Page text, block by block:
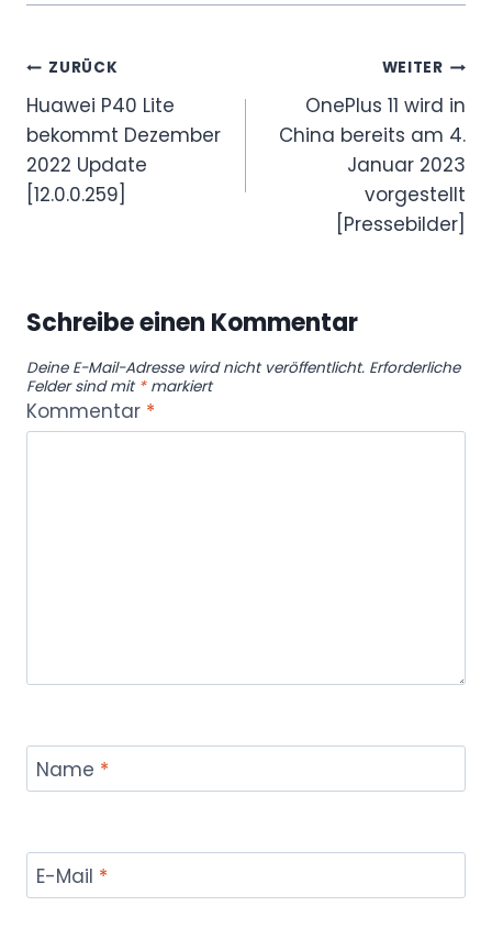
Beitragsnavigation
ZURÜCK
Huawei P40 Lite
bekommt Dezember
2022 Update
[12.0.0.259]
WEITER
OnePlus 11 wird in
China bereits am 4.
Januar 2023
vorgestellt
[Pressebilder]
Schreibe einen Kommentar
Deine E-Mail-Adresse wird nicht veröffentlicht. Erforderliche
Felder sind mit *markiert
Kommentar *
Name *
E-Mail *